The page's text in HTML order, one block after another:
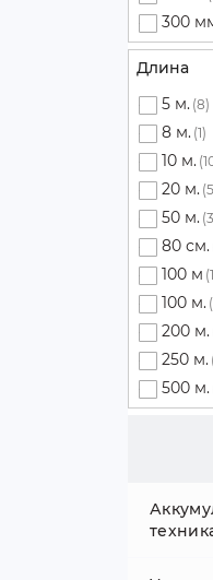
300
Длина
5 м. (8)
8 м. (1)
10 м.
20 м.
50 м.
80 см.
100 м
100 м.
200 м.
250 м.
500 м.